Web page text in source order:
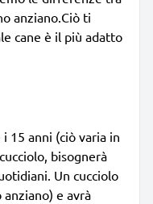
anziano.Ciò ti
cane è il più adatto
15 anni (ciò varia in
bisognerà
Un cucciolo
e avrà